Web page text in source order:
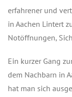
erfahrener und
in Aachen Lintert
Notöffnungen,
Ein kurzer Gang
dem Nachbarn in
hat man sich